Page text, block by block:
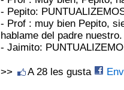
- Pepito:
- Prof : muy bien Pepito,
hablame del padre nuestro.
- Jaimito:
>> A 28 les gusta